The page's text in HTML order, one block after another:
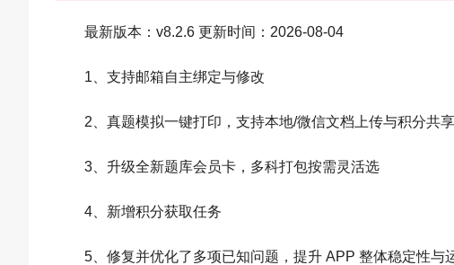
最新版本：v8.2.6 更新时间：2026-08-04
1、支持邮箱自主绑定与修改
2、真题模拟一键打印，支持本地/微信文档上传与积分共享
3、升级全新题库会员卡，多科打包按需灵活选
4、新增积分获取任务
5、修复并优化了多项已知问题，提升 APP 整体稳定性与